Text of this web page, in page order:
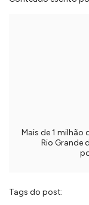
Mais de 1 milhão
Rio Grande
Tags do post: